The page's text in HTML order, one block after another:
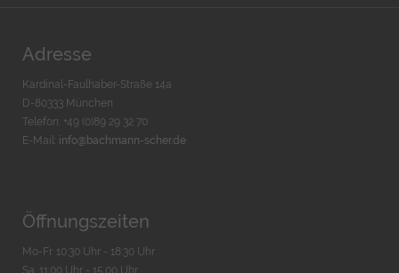
Adresse
Kardinal-Faulhaber-Straße 14a
D-80333 München
Telefon: +49 (0)89 29 32 70
E-Mail: info@bachmann-scher.de
Öffnungszeiten
Mo-Fr. 10:30 Uhr - 18:30 Uhr
Sa. 11:00 Uhr - 15.00 Uhr